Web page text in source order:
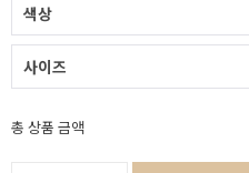
색상
사이즈
총 상품 금액